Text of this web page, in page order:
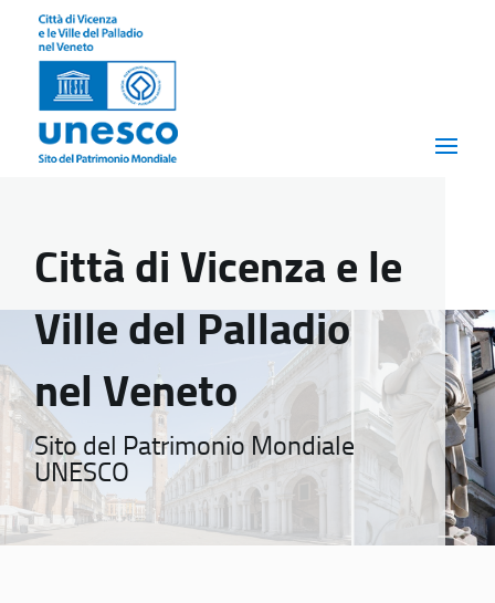
Città di Vicenza e le
Ville del Palladio
nel Veneto
Sito del Patrimonio Mondiale
UNESCO